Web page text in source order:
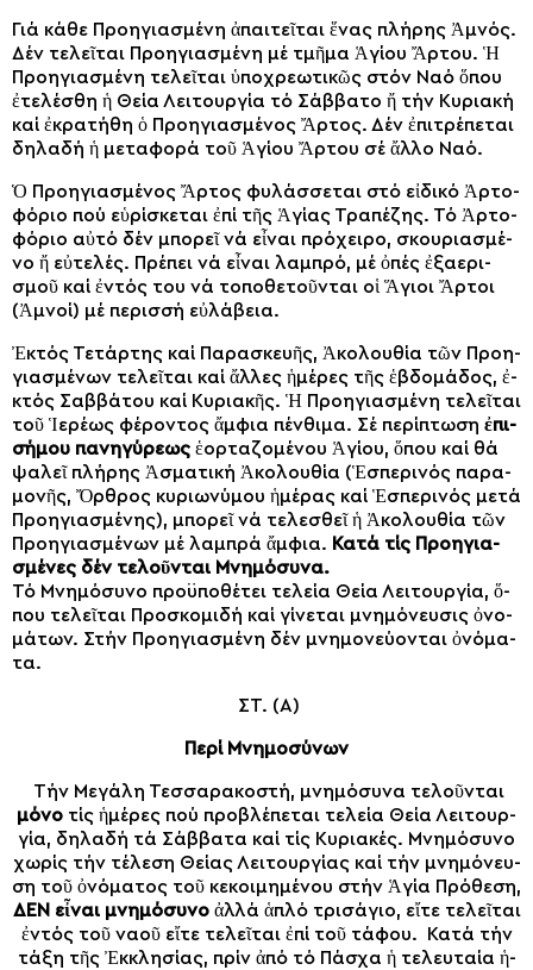
Γιά κά­θε Προ­η­γι­α­σμέ­νη ἀ­παι­τεῖ­ται ἕ­νας πλή­ρης Ἀ­μνός.
Δέν τε­λεῖ­ται Προ­η­γι­α­σμέ­νη μέ τμῆ­μα Ἁ­γί­ου Ἄρ­του. Ἡ
Προ­η­γι­α­σμέ­νη τε­λεῖ­ται ὑ­πο­χρε­ω­τι­κῶς στόν Να­ό ὅ­που
ἐ­τε­λέ­σθη ἡ Θεί­α Λει­τουρ­γία τό Σάβ­βα­το ἤ τήν Κυ­ρια­κή
καί ἐ­κρα­τή­θη ὁ Προ­η­γι­α­σμέ­νος Ἄρτος. Δέν ἐ­πι­τρέ­πε­ται
δη­λα­δή ἡ με­τα­φο­ρά τοῦ Ἁγί­ου Ἄρ­του σέ ἄλ­λο Να­ό.
Ὁ Προ­η­γι­α­σμέ­νος Ἄρ­τος φυ­λάσ­σε­ται στό εἰ­δι­κό Ἀρ­το­
φό­ριο πού εὑ­ρί­σκε­ται ἐ­πί τῆς Ἁ­γί­ας Τρα­πέ­ζης. Τό Ἀρ­το­
φό­ριο αὐ­τό δέν μπο­ρεῖ νά εἶ­ναι πρό­χει­ρο, σκου­ρι­α­σμέ­
νο ἤ εὐ­τε­λές. Πρέ­πει νά εἶ­ναι λαμ­πρό, μέ ὀ­πές ἐ­ξα­ε­ρι­
σμοῦ καί ἐν­τός του νά το­πο­θε­τοῦν­ται οἱ Ἅγιοι Ἄρ­τοι
(Ἀ­μνοί) μέ πε­ρισ­σή εὐ­λά­βεια.
Ἐ­κτός Τε­τάρ­της καί Πα­ρα­σκευ­ῆς, Ἀ­κο­λου­θί­α τῶν Προ­η­
γι­α­σμέ­νων τε­λεῖ­ται καί ἄλ­λες ἡ­μέ­ρες τῆς ἑ­βδο­μά­δος, ἐ­
κτός Σαβ­βά­του καί Κυ­ρια­κῆς. Ἡ Προ­η­γι­α­σμέ­νη τε­λεῖ­ται
τοῦ Ἱ­ε­ρέ­ως φέ­ρον­τος ἄμ­φια πέν­θι­μα. Σέ πε­ρί­πτω­ση ἐ­πι­
σή­μου πα­νη­γύ­ρε­ως ἑ­ορ­τα­ζο­μέ­νου Ἁ­γί­ου, ὅ­που καί θά
ψα­λεῖ πλή­ρης Ἀ­σμα­τι­κή Ἀ­κο­λου­θί­α (Ἑ­σπε­ρι­νός πα­ρα­
μο­νῆς, Ὄρ­θρος κυ­ρι­ω­νύ­μου ἡ­μέ­ρας καί Ἑ­σπε­ρι­νός με­τά
Προ­η­γι­α­σμέ­νης), μπο­ρεῖ νά τε­λε­σθεῖ ἡ Ἀ­κο­λου­θί­α τῶν
Προ­η­γι­α­σμέ­νων μέ λαμ­πρά ἄμ­φια. Κα­τά τίς Προ­η­γι­α­
σμέ­νες δέν τε­λοῦν­ται Μνη­μό­συ­να.
Τό Μνη­μό­συ­νο προ­ϋ­πο­θέ­τει τε­λεί­α Θεί­α Λει­τουρ­γί­α, ὅ­
που τε­λεῖ­ται Προ­σκο­μι­δή καί γί­νε­ται μνη­μό­νευ­σις ὀ­νο­
μά­των. Στήν Προ­η­γι­α­σμέ­νη δέν μνη­μο­νεύ­ον­ται ὀ­νό­μα­
τα.
ΣΤ. (Α)
Περί Μνημοσύνων
Τήν Με­γά­λη Τεσ­σα­ρα­κο­στή, μνη­μό­συ­να τε­λοῦν­ται
μό­νο τίς ἡ­μέ­ρες πού προ­βλέ­πε­ται τε­λεί­α Θεί­α Λει­τουρ­
γί­α, δη­λα­δή τά Σάβ­βα­τα καί τίς Κυ­ρι­α­κές. Μνη­μό­συ­νο
χω­ρίς τήν τέ­λε­ση Θεί­ας Λει­τουρ­γί­ας καί τήν μνη­μό­νευ­
ση τοῦ ὀ­νό­μα­τος τοῦ κε­κοι­μη­μέ­νου στήν Ἁ­γί­α Πρό­θε­ση,
ΔΕΝ εἶ­ναι μνη­μό­συ­νο ἀλ­λά ἁ­πλό τρι­σά­γι­ο, εἴ­τε τε­λεῖ­ται
ἐν­τός τοῦ να­οῦ εἴ­τε τε­λεῖ­ται ἐ­πί τοῦ τά­φου. Κα­τά τήν
τά­ξη τῆς Ἐκ­κλη­σί­ας, πρίν ἀ­πό τό Πά­σχα ἡ τε­λευ­ταί­α ἡ­